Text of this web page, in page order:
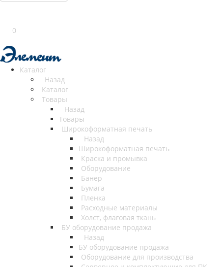
0
Каталог
Назад
Каталог
Товары
Назад
Товары
Широкоформатная печать
Назад
Широкоформатная печать
Краска и промывка
Оборудование
Банер
Бумага
Пленка
Расходные материалы
Холст, флаговая ткань
БУ оборудование продажа
Назад
БУ оборудование продажа
Оборудование для производства